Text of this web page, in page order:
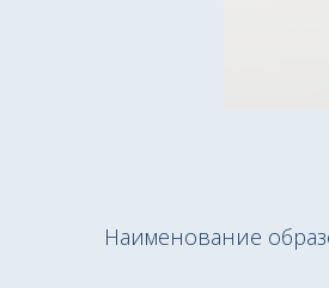
Наименование